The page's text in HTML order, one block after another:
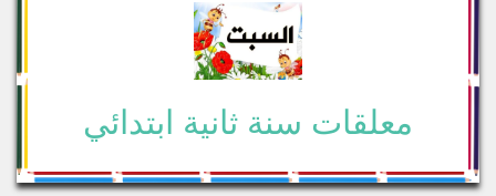
معلقات سنة ثانية ابتدائي